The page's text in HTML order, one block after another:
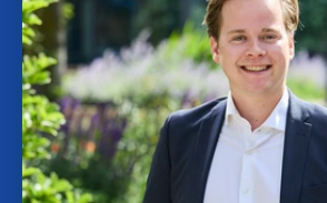
O nas
Kontakt
PL